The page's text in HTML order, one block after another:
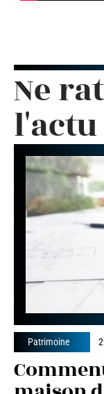
Ne
l'actu
Patrimoine